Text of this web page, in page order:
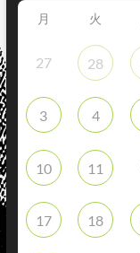
月 火
27 28
3 4
10 11
17 18